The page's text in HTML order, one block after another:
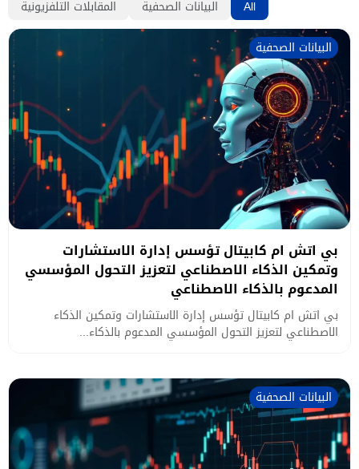
All البيانات الصحفية
المقابلات التلفزيونية
البيانات الصحفية
بي اتش ام كابيتال تؤسس إدارة الاستشارات
وتمكين الذكاء الاصطناعي لتعزيز التحول المؤسسي
المدعوم بالذكاء الاصطناعي
بي اتش ام كابيتال تؤسس إدارة الاستشارات وتمكين الذكاء
الاصطناعي لتعزيز التحول المؤسسي المدعوم بالذكاء...
البيانات الصحفية